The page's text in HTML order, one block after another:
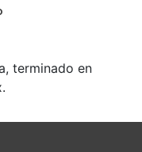
terminado en